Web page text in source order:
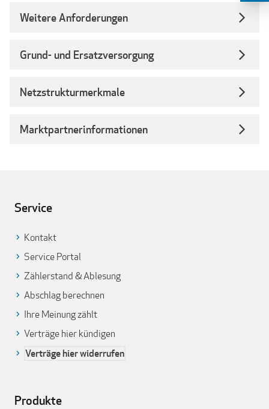
Weitere Anforderungen
Grund- und Ersatzversorgung
Netzstrukturmerkmale
Marktpartnerinformationen
Service
Kontakt
Service Portal
Zählerstand & Ablesung
Abschlag berechnen
Ihre Meinung zählt
Verträge hier kündigen
Verträge hier widerrufen
Produkte